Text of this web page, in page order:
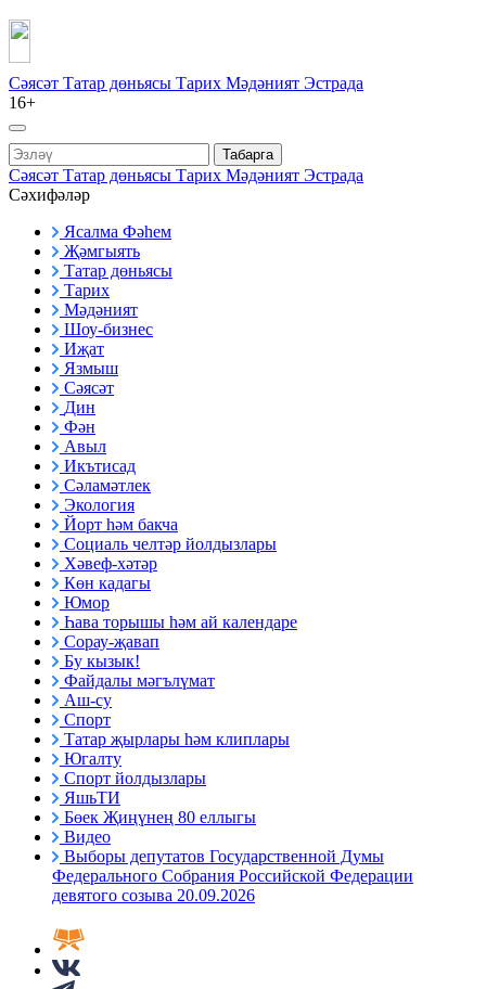
Сәясәт Татар дөньясы Тарих Мәдәният Эстрада
16+
Табарга
Сәясәт Татар дөньясы Тарих Мәдәният Эстрада
Сәхифәләр
Ясалма Фәһем
Җәмгыять
Татар дөньясы
Тарих
Мәдәният
Шоу-бизнес
Иҗат
Язмыш
Сәясәт
Дин
Фән
Авыл
Икътисад
Сәламәтлек
Экология
Йорт һәм бакча
Социаль челтәр йолдызлары
Хәвеф-хәтәр
Көн кадагы
Юмор
Һава торышы һәм ай календаре
Сорау-җавап
Бу кызык!
Файдалы мәгълүмат
Аш-су
Спорт
Татар җырлары һәм клиплары
Югалту
Спорт йолдызлары
ЯшьТИ
Бөек Җиңүнең 80 еллыгы
Видео
Выборы депутатов Государственной Думы
Федерального Собрания Российской Федерации
девятого созыва 20.09.2026